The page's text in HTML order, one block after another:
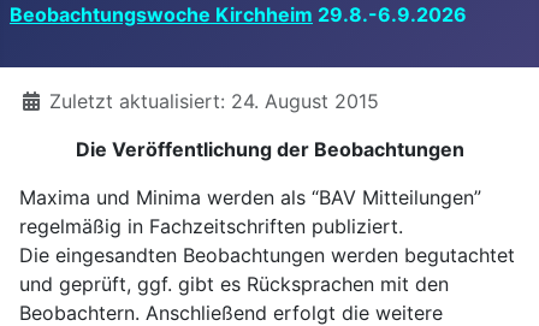
Beobachtungswoche Kirchheim 29.8.-6.9.2026
DetailsZuletzt aktualisiert: 24. August 2015
Die Veröffentlichung der Beobachtungen
Maxima und Minima werden als “BAV Mitteilungen”
regelmäßig in Fachzeitschriften publiziert.
Die eingesandten Beobachtungen werden begutachtet
und geprüft, ggf. gibt es Rücksprachen mit den
Beobachtern. Anschließend erfolgt die weitere